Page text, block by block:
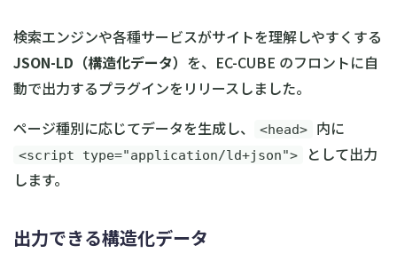
検索エンジンや各種サービスがサイトを理解しやすくする
JSON-LD（構造化データ） を、EC-CUBE のフロントに自
動で出力するプラグインをリリースしました。
ページ種別に応じてデータを生成し、
<head> 内に
<script type="application/ld+json">
として出力
します。
出力できる構造化データ